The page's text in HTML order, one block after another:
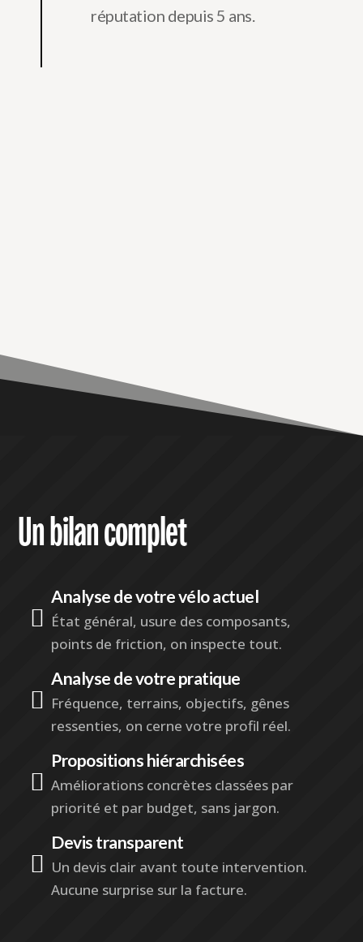
réputation depuis 5 ans.
Un bilan complet

Analyse de votre vélo actuel
État général, usure des composants,
points de friction, on inspecte tout.

Analyse de votre pratique
Fréquence, terrains, objectifs, gênes
ressenties, on cerne votre profil réel.

Propositions hiérarchisées
Améliorations concrètes classées par
priorité et par budget, sans jargon.

Devis transparent
Un devis clair avant toute intervention.
Aucune surprise sur la facture.